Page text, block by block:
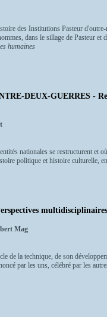
des Institutions Pasteur
dans le sillage de Pasteur et
humaines
DEUX-GUERRES -
nationales se restructurent et
politique et histoire culturelle,
multidisciplinaires
Mag
de la technique, de son
par les uns, célébré par les